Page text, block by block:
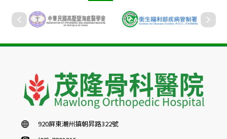
920屏東潮州鎮朝昇路322號